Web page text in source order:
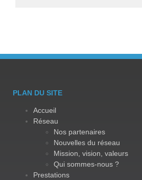
PLAN DU SITE
Accueil
Réseau
Nos partenaires
Nouvelles du réseau
Mission, vision, valeurs
Qui sommes-nous ?
Prestations